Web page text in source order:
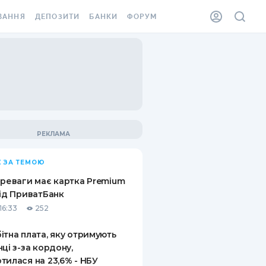
ВІНЬЄТКА
ВІД
ВИПАДКІВ
ДЕПОЗИТИ
ПИТАННЯ ТА ВІДПОВІДІ
ПУТІВНИКИ ПО
БАНКИ ФОРУМ
ЗА ТЕМОЮ
має картка Premium
ПриватБанк
252
плата, яку отримують
з-за кордону,
на 23,6% - НБУ